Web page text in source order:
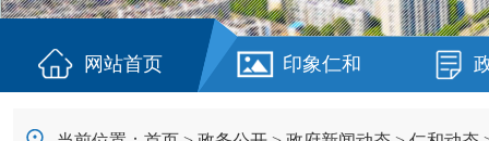
网站首页 印象仁和